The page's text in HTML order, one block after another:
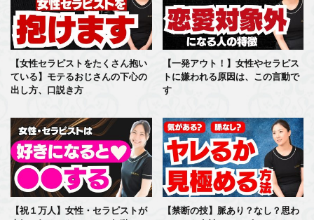
【女性セラピストをたくさん抱い
ている】モテるおじさんの下心の
出し方、口説き方
【一発アウト！】女性やセラピス
トに嫌われる原因は、この言動で
す
【祝１万人】女性・セラピストが
【禁断の技】脈あり？なし？思わ